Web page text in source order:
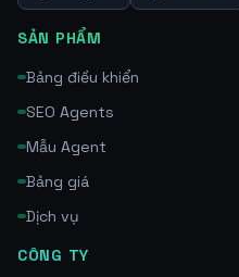
SẢN PHẨM
Bảng điều khiển
SEO Agents
Mẫu Agent
Bảng giá
Dịch vụ
CÔNG TY